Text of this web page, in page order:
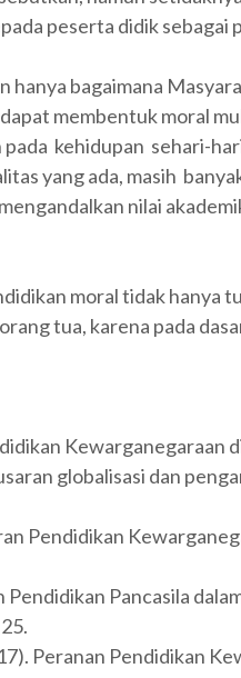
peserta didik sebagai
hanya bagaimana
membentuk moral
kehidupan sehari-
yang ada, masih
nilai
moral tidak hanya
tua, karena pada
Kewarganegaraan
globalisasi dan
Pendidikan
Pendidikan Pancasila
Peranan Pendidikan